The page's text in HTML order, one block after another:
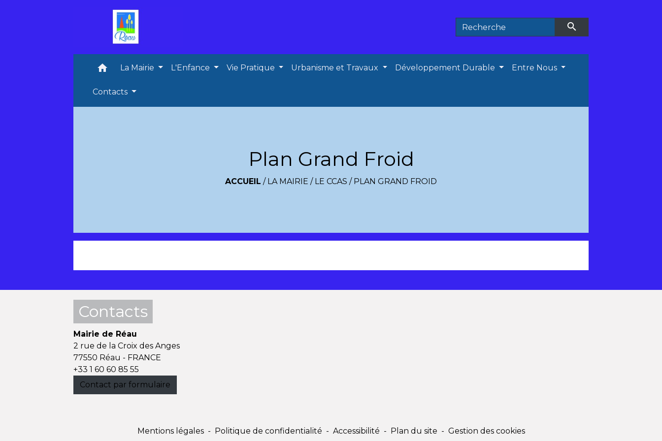
search
home La Mairie L'Enfance Vie Pratique Urbanisme et Travaux Développement Durable Entre Nous
Contacts
Plan Grand Froid
ACCUEIL / LA MAIRIE / LE CCAS / PLAN GRAND FROID
Contacts
Mairie de Réau
2 rue de la Croix des Anges
77550 Réau - FRANCE
+33 1 60 60 85 55
Contact par formulaire
Mentions légales - Politique de confidentialité - Accessibilité - Plan du site - Gestion des cookies